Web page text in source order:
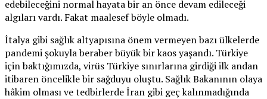
edebileceğini normal hayata bir an önce devam edileceği
algıları vardı. Fakat maalesef böyle olmadı.
İtalya gibi sağlık altyapısına önem vermeyen bazı ülkelerde
pandemi şokuyla beraber büyük bir kaos yaşandı. Türkiye
için baktığımızda, virüs Türkiye sınırlarına girdiği ilk andan
itibaren öncelikle bir sağduyu oluştu. Sağlık Bakanının olaya
hâkim olması ve tedbirlerde İran gibi geç kalınmadığında